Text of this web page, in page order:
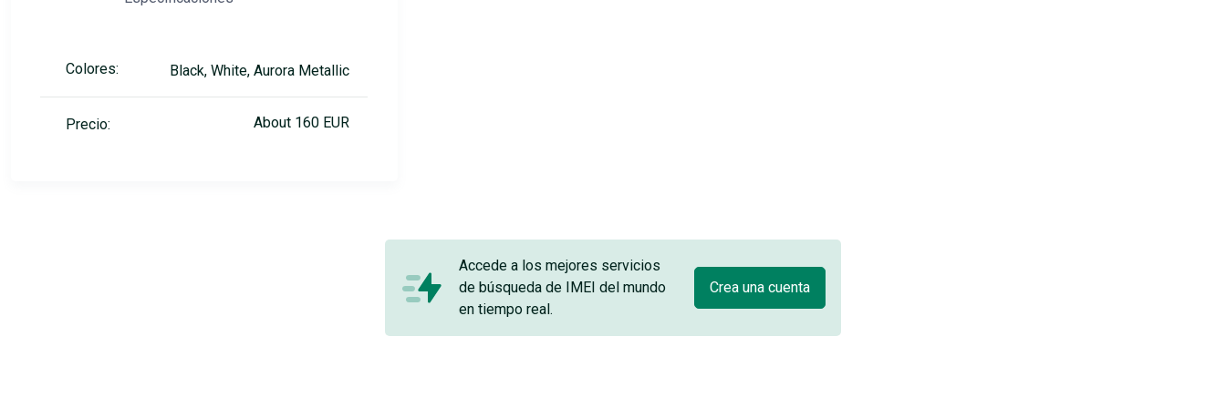
Colores: Black, White, Aurora Metallic
Precio: About 160 EUR
Accede a los mejores servicios
de búsqueda de IMEI del mundo
en tiempo real.
Crea una cuenta